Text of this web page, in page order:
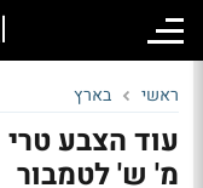
ראשי בארץ
מ' ש' לטמבור